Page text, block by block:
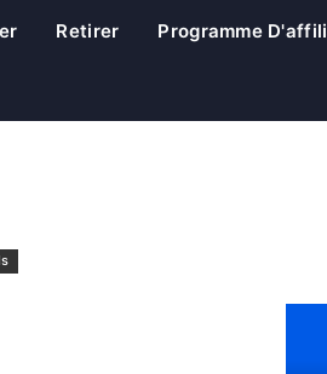
Retirer Programme